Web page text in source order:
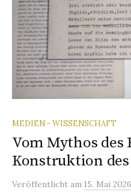
MEDIEN - WISSENSCHAFT
Vom Mythos des
Konstruktion des
Veröffentlicht am 15. Mai 2026